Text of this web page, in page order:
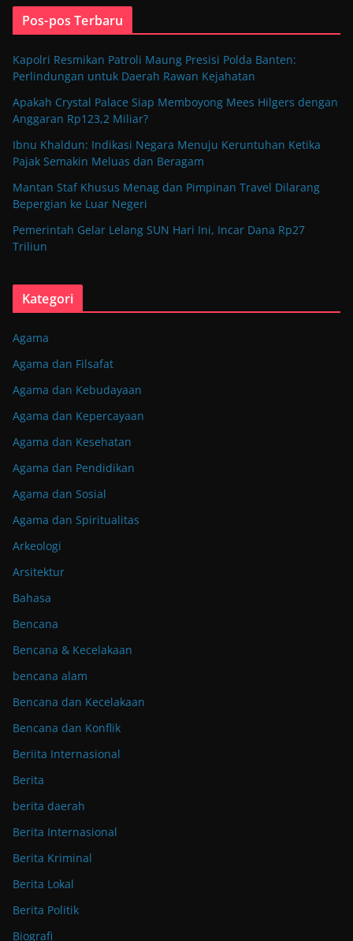
Pos-pos Terbaru
Kapolri Resmikan Patroli Maung Presisi Polda Banten:
Perlindungan untuk Daerah Rawan Kejahatan
Apakah Crystal Palace Siap Memboyong Mees Hilgers dengan
Anggaran Rp123,2 Miliar?
Ibnu Khaldun: Indikasi Negara Menuju Keruntuhan Ketika
Pajak Semakin Meluas dan Beragam
Mantan Staf Khusus Menag dan Pimpinan Travel Dilarang
Bepergian ke Luar Negeri
Pemerintah Gelar Lelang SUN Hari Ini, Incar Dana Rp27
Triliun
Kategori
Agama
Agama dan Filsafat
Agama dan Kebudayaan
Agama dan Kepercayaan
Agama dan Kesehatan
Agama dan Pendidikan
Agama dan Sosial
Agama dan Spiritualitas
Arkeologi
Arsitektur
Bahasa
Bencana
Bencana & Kecelakaan
bencana alam
Bencana dan Kecelakaan
Bencana dan Konflik
Beriita Internasional
Berita
berita daerah
Berita Internasional
Berita Kriminal
Berita Lokal
Berita Politik
Biografi